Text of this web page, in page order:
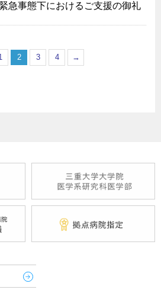
急事態下におけるご支援の御礼
2 3 4 →